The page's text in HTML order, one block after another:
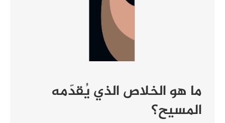
ما هو الخلاص الذي يُقدّمه
المسيح؟